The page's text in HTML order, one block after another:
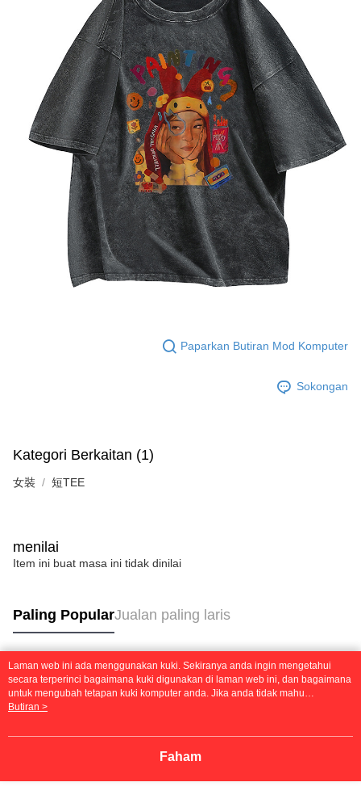
Paparkan Butiran Mod Komputer
Sokongan
Kategori Berkaitan (1)
女裝 短TEE
menilai
Item ini buat masa ini tidak dinilai
Paling PopularJualan paling laris
Tag Popular
Laman web ini ada menggunakan kuki. Sekiranya anda ingin mengetahui
secara terperinci bagaimana kuki digunakan di laman web ini, dan bagaimana
untuk mengubah tetapan kuki komputer anda. Jika anda tidak mahu
menggunakan kuki di komputer anda, sila rujuk penerangan mengenai kuki.
mengetahui secara terperinci bagaimana kuki digunakan di laman web ini,
mahu menggunakan kuki di komputer anda, sila rujuk penerangan mengenai
Butiran >
Faham